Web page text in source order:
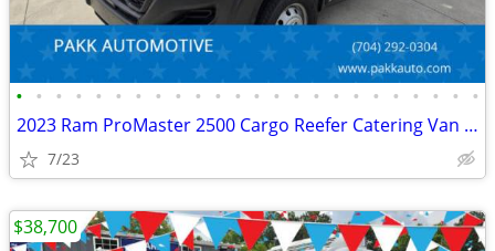
• • • • • • • • • • • • • • • • • • • • • • • •
2023 Ram ProMaster 2500 Cargo Reefer Catering Van Thermo King V320
7/23
$38,700